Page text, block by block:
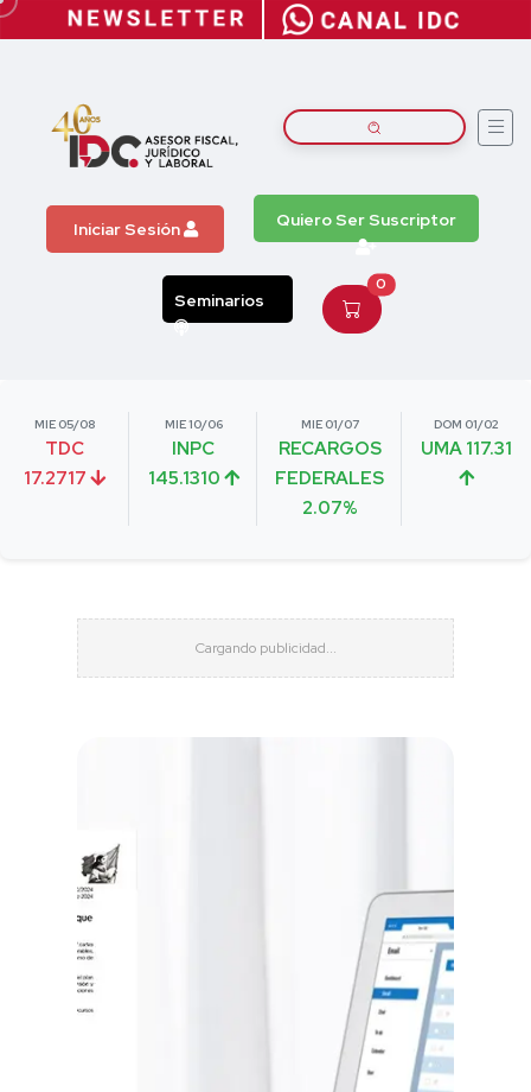
Iniciar Sesión Quiero Ser Suscriptor
Seminarios
0
MIE 05/08
TDC
17.2717
MIE 10/06
INPC
145.1310
MIE 01/07
RECARGOS
FEDERALES
2.07%
DOM 01/02
UMA 117.31